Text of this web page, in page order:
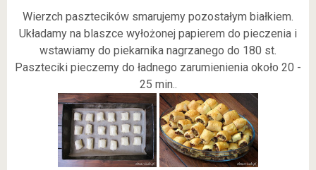
Wierzch pasztecików smarujemy pozostałym białkiem.
Układamy na blaszce wyłożonej papierem do pieczenia i
wstawiamy do piekarnika nagrzanego do 180 st.
Paszteciki pieczemy do ładnego zarumienienia około 20 -
25 min..